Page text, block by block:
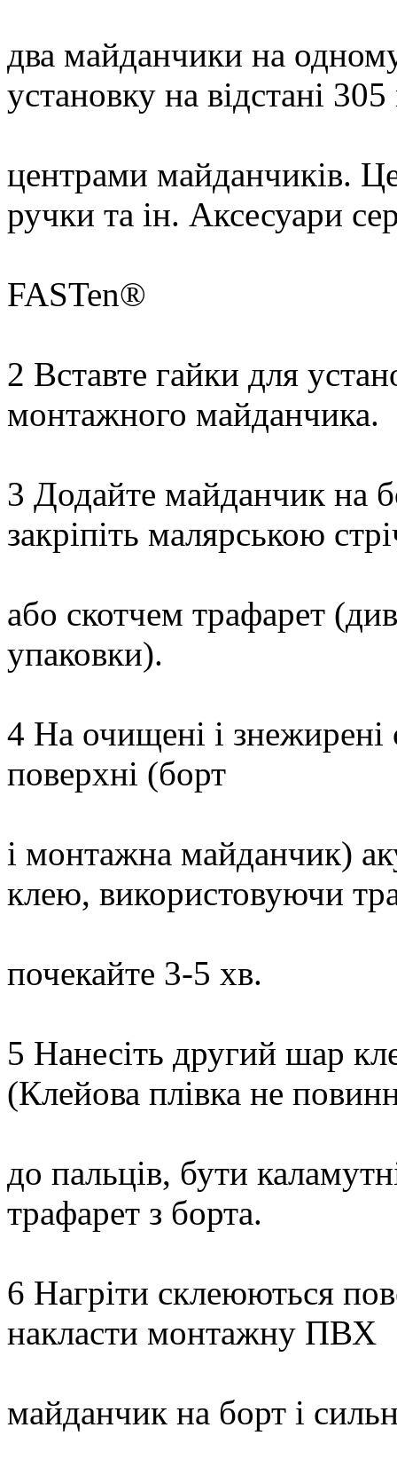
два майданчики на
установку на відстані
центрами майданчиків.
ручки та ін. Аксесуари
FASTen®
2 Вставте гайки для
монтажного майданчика.
3 Додайте майданчик на
закріпіть малярською
або скотчем трафарет
упаковки).
4 На очищені і знежирені
поверхні (борт
і монтажна майданчик)
клею, використовуючи
почекайте 3-5 хв.
5 Нанесіть другий шар
(Клейова плівка не
до пальців, бути
трафарет з борта.
6 Нагріти склеюються
накласти монтажну ПВХ
майданчик на борт і